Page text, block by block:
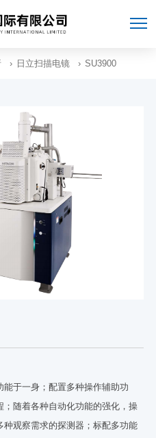
日立扫描电镜 SU3900
于一身；配置多种操作辅助功
随着各种自动化功能的强化，操
观察需求的探测器；标配多功能